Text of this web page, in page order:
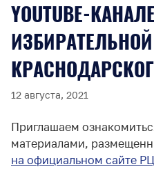
YOUTUBE-КАНАЛЕ
12 августа, 2021
Приглашаем
материалами,
на официальном сайте